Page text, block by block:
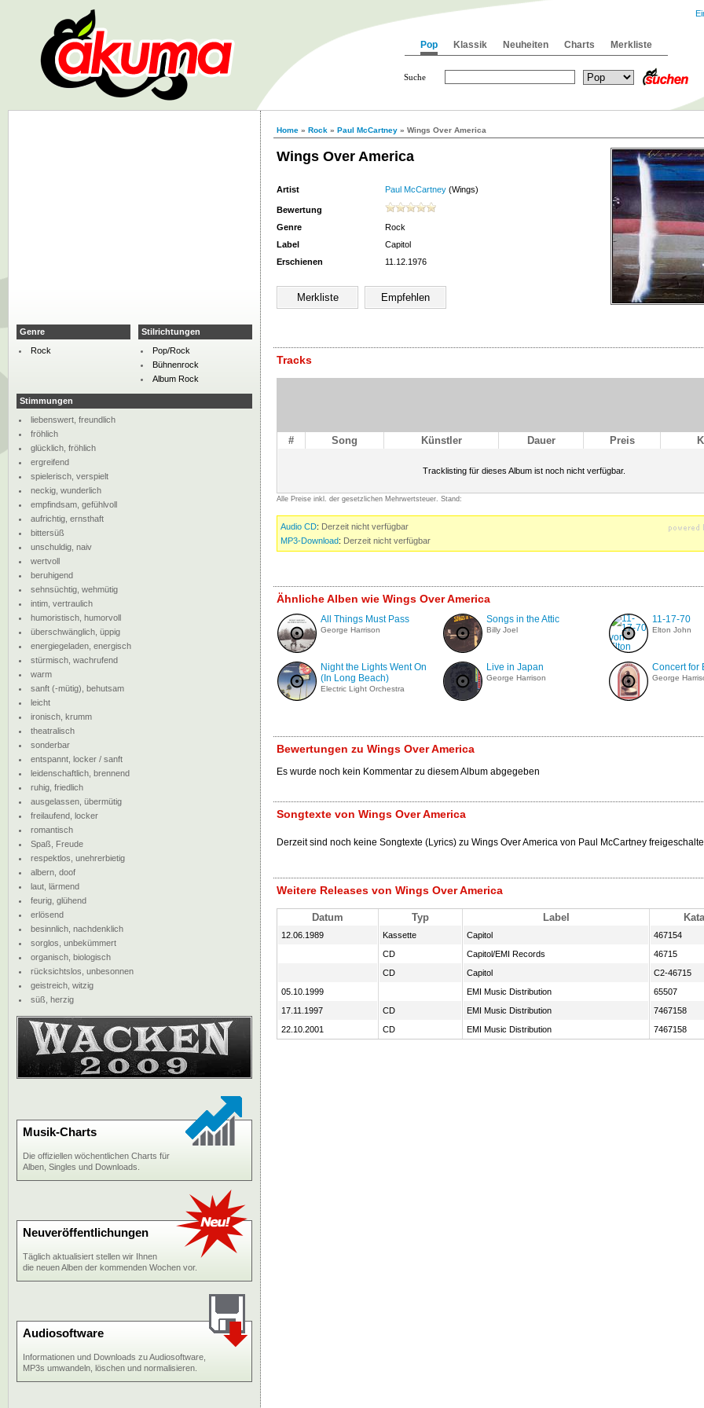
Home » Rock » Paul McCartney » Wings Over America
Wings Over America
Artist Paul McCartney (Wings)
Bewertung
Genre
Rock
Label
Capitol
Erschienen
11.12.1976
Tracks
# Song Künstler Dauer Preis
Tracklisting für dieses Album ist noch nicht verfügbar.
Alle Preise inkl. der gesetzlichen Mehrwertsteuer. Stand:
Audio CD: Derzeit nicht verfügbar
MP3-Download: Derzeit nicht verfügbar
Ähnliche Alben wie Wings Over America
All Things Must Pass
George Harrison
Songs in the Attic
Billy Joel
11-17-70
Elton John
Night the Lights Went On
(In Long Beach)
Electric Light Orchestra
Live in Japan
George Harrison
Concert for
George
Bewertungen zu Wings Over America
Es wurde noch kein Kommentar zu diesem Album abgegeben
Songtexte von Wings Over America
Derzeit sind noch keine Songtexte (Lyrics) zu Wings Over America von Paul McCartney
Weitere Releases von Wings Over America
Datum Typ Label
12.06.1989 Kassette Capitol
467154
CD
Capitol/EMI Records
46715
CD
Capitol
C2-46715
05.10.1999
EMI Music Distribution
65507
17.11.1997
CD EMI Music Distribution
7467158
22.10.2001
CD EMI Music Distribution 7467158
Genre
Rock
Stilrichtungen
Pop/Rock
Bühnenrock
Album Rock
Stimmungen
liebenswert, freundlich
fröhlich
glücklich, fröhlich
ergreifend
spielerisch, verspielt
neckig, wunderlich
empfindsam, gefühlvoll
aufrichtig, ernsthaft
bittersüß
unschuldig, naiv
wertvoll
beruhigend
sehnsüchtig, wehmütig
intim, vertraulich
humoristisch, humorvoll
überschwänglich, üppig
energiegeladen, energisch
stürmisch, wachrufend
warm
sanft (-mütig), behutsam
leicht
ironisch, krumm
theatralisch
sonderbar
entspannt, locker / sanft
leidenschaftlich, brennend
ruhig, friedlich
ausgelassen, übermütig
freilaufend, locker
romantisch
Spaß, Freude
respektlos, unehrerbietig
albern, doof
laut, lärmend
feurig, glühend
erlösend
besinnlich, nachdenklich
sorglos, unbekümmert
organisch, biologisch
rücksichtslos, unbesonnen
geistreich, witzig
süß, herzig
Musik-Charts
Die offiziellen wöchentlichen Charts für
Alben, Singles und Downloads.
Neuveröffentlichungen
Täglich aktualisiert stellen wir Ihnen
die neuen Alben der kommenden Wochen vor.
Audiosoftware
Informationen und Downloads zu Audiosoftware,
MP3s umwandeln, löschen und normalisieren.
Pop Klassik Neuheiten Charts Merkliste
Suche